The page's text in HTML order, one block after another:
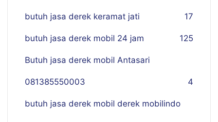
butuh jasa derek keramat jati 17
butuh jasa derek mobil 24 jam 125
Butuh jasa derek mobil Antasari
081385550003 4
butuh jasa derek mobil derek mobilindo